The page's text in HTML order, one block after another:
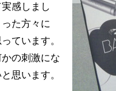
感しまし
た方々に
ています。
の刺激にな
思います。